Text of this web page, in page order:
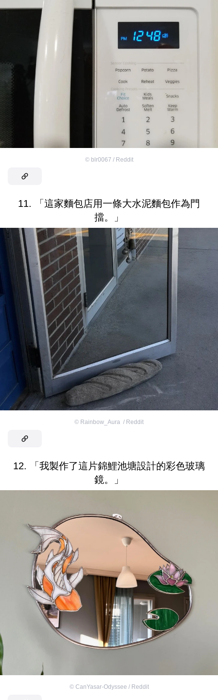
© blr0067 / Reddit
11. 「這家麵包店用一條大水泥麵包作為門
擋。」
© Rainbow_Aura ​ / Reddit
12. 「我製作了這片錦鯉池塘設計的彩色玻璃
鏡。」
© CanYasar-Odyssee / Reddit